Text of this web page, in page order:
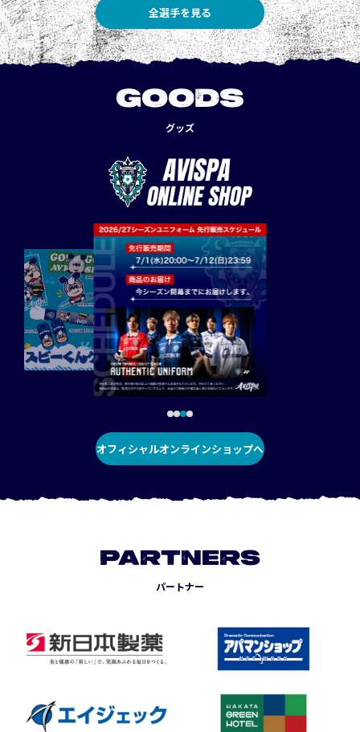
全選手を見る
GOODS
グッズ
オフィシャルオンラインショップへ
PARTNERS
パートナー